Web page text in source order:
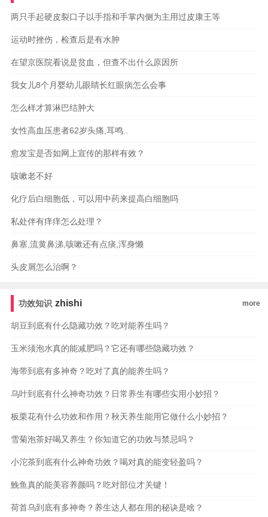
两只手起硬皮裂口子以手指和手掌内侧为主用过皮康王等
运动时挫伤，检查后是有水肿
在望京医院看说是贫血，但查不出什么原因所
我女儿8个月婴幼儿眼睛长红眼病怎么会事
怎么样才算淋巴结肿大
女性高血压患者62岁头痛,耳鸣..
愈发宝是否如网上宣传的那样有效？
咳嗽老不好
化疗后白细胞低，可以用中药来提高白细胞吗
私处伴有痒痒怎么处理？
鼻塞,流黄鼻涕,咳嗽还有点痰,浑身懒
头皮屑怎么治啊？
功效知识 zhishi more
胡豆到底有什么隐藏功效？吃对能养生吗？
玉米须泡水真的能减肥吗？它还有哪些隐藏功效？
海带到底有多神奇？吃对了真的能养生吗？
乌叶到底有什么神奇功效？日常养生有哪些实用小妙招？
板栗花有什么功效和作用？秋天养生能用它做什么小妙招？
雪菊泡茶好喝又养生？你知道它的功效与禁忌吗？
小沱茶到底有什么神奇功效？喝对真的能变轻盈吗？
鮸鱼真的能美容养颜吗？吃对部位才关键！
荷首乌到底有多神奇？养生达人都在用的秘诀是啥？